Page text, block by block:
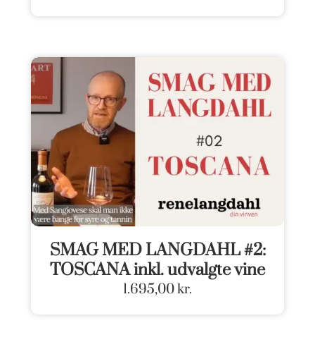
SMAG MED LANGDAHL #2:
TOSCANA inkl. udvalgte vine
1.695,00kr.